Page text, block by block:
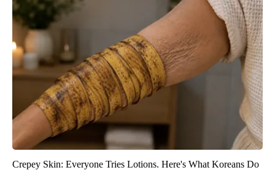
Crepey Skin: Everyone Tries Lotions. Here's What Koreans Do